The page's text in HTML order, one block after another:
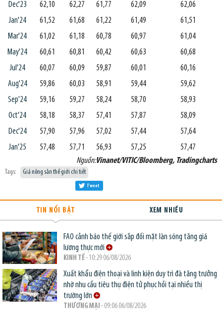
Dec'23
62,10 62,27 61,77 62,09
62,06
Jan'24
61,52 61,68 61,22 61,49
61,51
Mar'24
61,02 61,18 60,78 60,97
61,04
May'24
60,61 60,81 60,42 60,63
60,68
Jul'24
60,07 60,09 59,87 60,01
60,16
Aug'24
59,86 60,03 58,91 59,44
59,62
Sep'24
59,16 59,27 58,24 58,70
58,93
Oct'24
58,18 58,37 57,41 57,87
58,09
Dec'24
57,90 57,96 57,02 57,44
57,64
Jan'25
57,48 57,71 56,93 57,25
57,47
Nguồn:Vinanet/VITIC/Bloomberg, Tradingcharts
Tags: Giá nông sản thế giới chi tiết
Tweet
TIN NỔI BẬT XEM NHIỀU
FAO cảnh báo thế giới sắp đối mặt làn sóng tăng giá
lương thực mới
KINH TẾ- 10:29 06/08/2026
Xuất khẩu điện thoại và linh kiện duy trì đà tăng trưởng
nhờ nhu cầu tiêu thụ điện tử phục hồi tại nhiều thị
trường lớn
THƯƠNG MẠI - 09:06 06/08/2026